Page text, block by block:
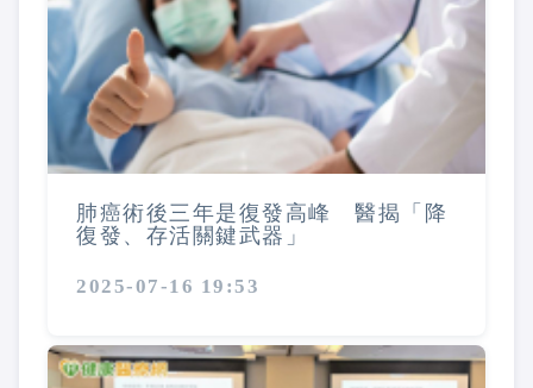
肺癌術後三年是復發高峰 醫揭「降
復發、存活關鍵武器」
2025-07-16 19:53